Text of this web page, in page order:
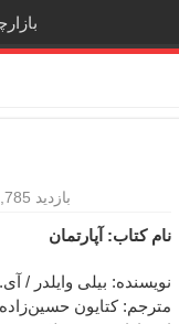
3,785 بازدید
نام کتاب: آپارتمان
نویسنده: بیلی وایلدر /
مترجم: کتایون حسین‌زاده